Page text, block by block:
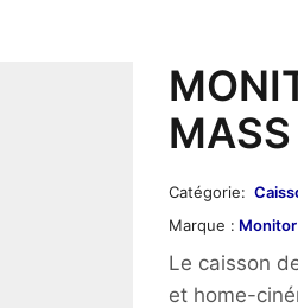
Catégorie:
Marque :
Le caisson
et home-